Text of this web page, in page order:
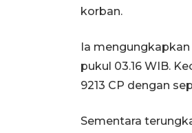
korban.
Ia
pukul 03.16 WIB.
9213 CP dengan
Sementara